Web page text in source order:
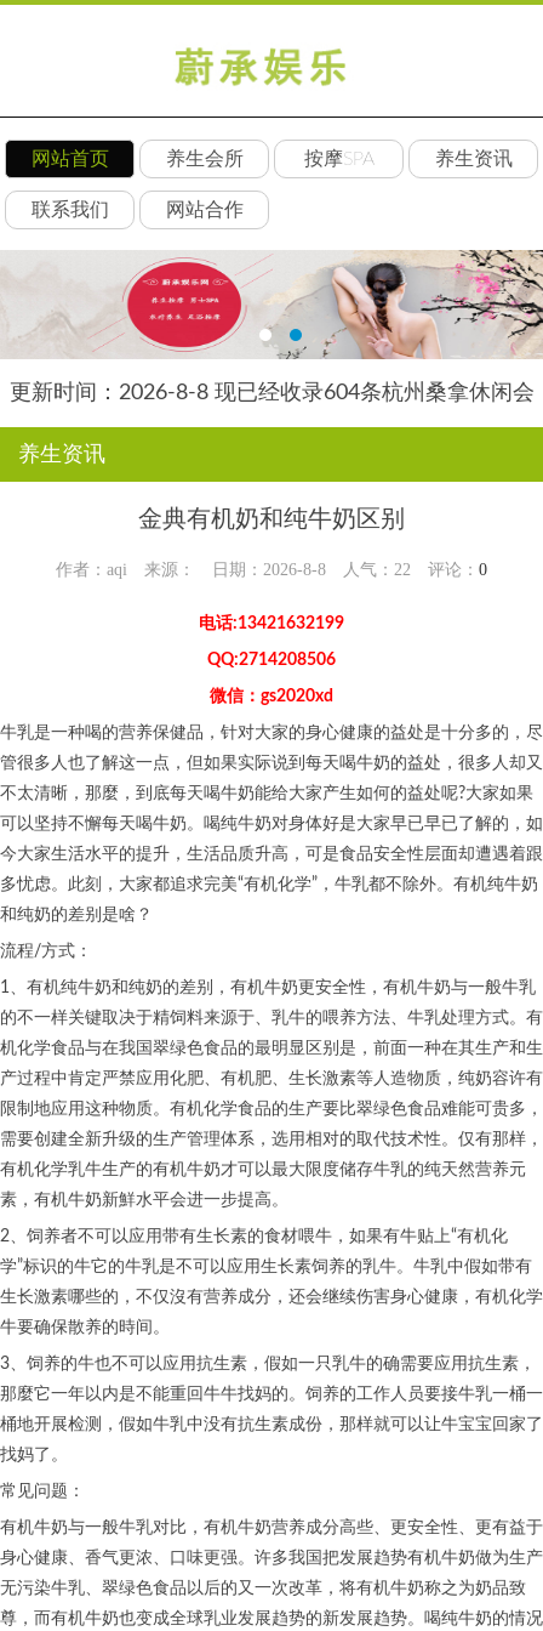
网站首页 养生会所 按摩SPA 养生资讯
联系我们 网站合作
更新时间：2026-8-8 现已经收录604条杭州桑拿休闲会
养生资讯
金典有机奶和纯牛奶区别
作者：aqi 来源： 日期：2026-8-8 人气： 22 评论： 0
电话:13421632199
QQ:2714208506
微信：gs2020xd
牛乳是一种喝的营养保健品，针对大家的身心健康的益处是十分多的，尽
管很多人也了解这一点，但如果实际说到每天喝牛奶的益处，很多人却又
不太清晰，那麼，到底每天喝牛奶能给大家产生如何的益处呢?大家如果
可以坚持不懈每天喝牛奶。喝纯牛奶对身体好是大家早已早已了解的，如
今大家生活水平的提升，生活品质升高，可是食品安全性层面却遭遇着跟
多忧虑。此刻，大家都追求完美“有机化学”，牛乳都不除外。有机纯牛奶
和纯奶的差别是啥？
流程/方式：
1、有机纯牛奶和纯奶的差别，有机牛奶更安全性，有机牛奶与一般牛乳
的不一样关键取决于精饲料来源于、乳牛的喂养方法、牛乳处理方式。有
机化学食品与在我国翠绿色食品的最明显区别是，前面一种在其生产和生
产过程中肯定严禁应用化肥、有机肥、生长激素等人造物质，纯奶容许有
限制地应用这种物质。有机化学食品的生产要比翠绿色食品难能可贵多，
需要创建全新升级的生产管理体系，选用相对的取代技术性。仅有那样，
有机化学乳牛生产的有机牛奶才可以最大限度储存牛乳的纯天然营养元
素，有机牛奶新鮮水平会进一步提高。
2、饲养者不可以应用带有生长素的食材喂牛，如果有牛贴上“有机化
学”标识的牛它的牛乳是不可以应用生长素饲养的乳牛。牛乳中假如带有
生长激素哪些的，不仅沒有营养成分，还会继续伤害身心健康，有机化学
牛要确保散养的時间。
3、饲养的牛也不可以应用抗生素，假如一只乳牛的确需要应用抗生素，
那麼它一年以内是不能重回牛牛找妈的。饲养的工作人员要接牛乳一桶一
桶地开展检测，假如牛乳中没有抗生素成份，那样就可以让牛宝宝回家了
找妈了。
常见问题：
有机牛奶与一般牛乳对比，有机牛奶营养成分高些、更安全性、更有益于
身心健康、香气更浓、口味更强。许多我国把发展趋势有机牛奶做为生产
无污染牛乳、翠绿色食品以后的又一次改革，将有机牛奶称之为奶品致
尊，而有机牛奶也变成全球乳业发展趋势的新发展趋势。喝纯牛奶的情况